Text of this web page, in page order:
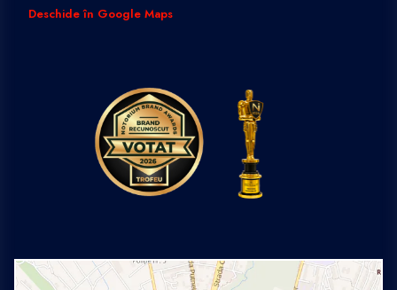
Deschide în Google Maps